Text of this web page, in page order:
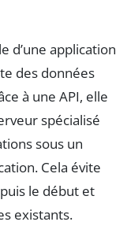
d’une application
des données
à une API, elle
spécialisé
sous un
Cela évite
le début et
existants.